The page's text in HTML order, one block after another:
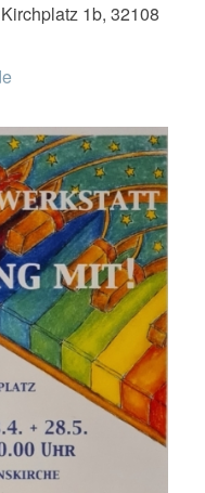
1b, 32108